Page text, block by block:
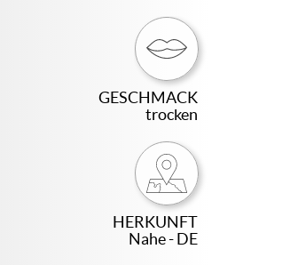
GESCHMACK
trocken
HERKUNFT
Nahe - DE